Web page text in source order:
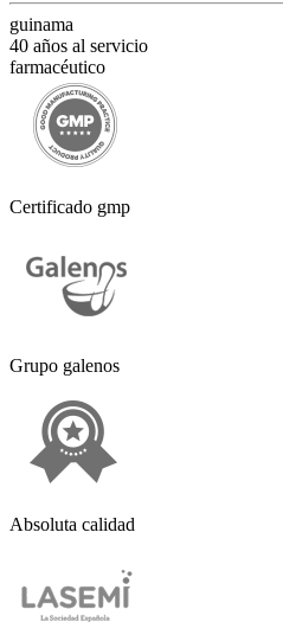
guinama
40 años al servicio
farmacéutico
Certificado gmp
Grupo galenos
Absoluta calidad